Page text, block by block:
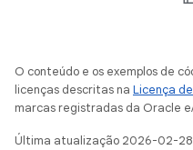
O conteúdo e os exemplos de
licenças descritas na Licença
marcas registradas da Oracle
Última atualização 2026-02-28